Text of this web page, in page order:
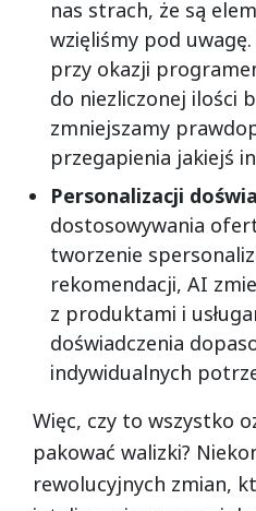
nas strach, że są
wzięliśmy pod
przy okazji
do niezliczonej ilości
zmniejszamy
przegapienia jakiejś
Personalizacji
dostosowywania
tworzenie
rekomendacji, AI
z produktami i
doświadczenia
indywidualnych
Więc, czy to wszystko
pakować walizki?
rewolucyjnych zmian,